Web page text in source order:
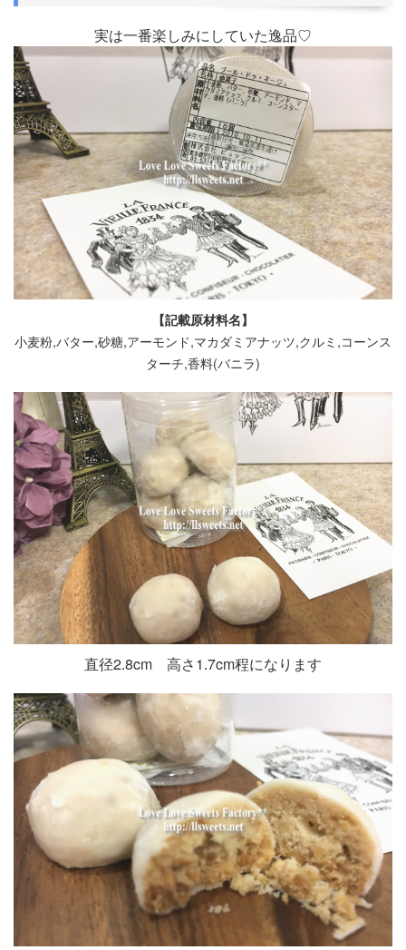
実は一番楽しみにしていた逸品♡
【記載原材料名】
小麦粉,バター,砂糖,アーモンド,マカダミアナッツ,クルミ,コーンス
ターチ,香料(バニラ)
直径2.8cm 高さ1.7cm程になります